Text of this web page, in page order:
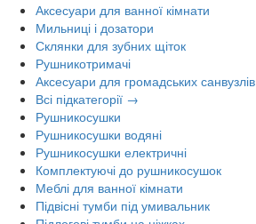
Аксесуари для ванної кімнати
Мильниці і дозатори
Склянки для зубних щіток
Рушникотримачі
Аксесуари для громадських санвузлів
Всі підкатегорії →
Рушникосушки
Рушникосушки водяні
Рушникосушки електричні
Комплектуючі до рушникосушок
Меблі для ванної кімнати
Підвісні тумби під умивальник